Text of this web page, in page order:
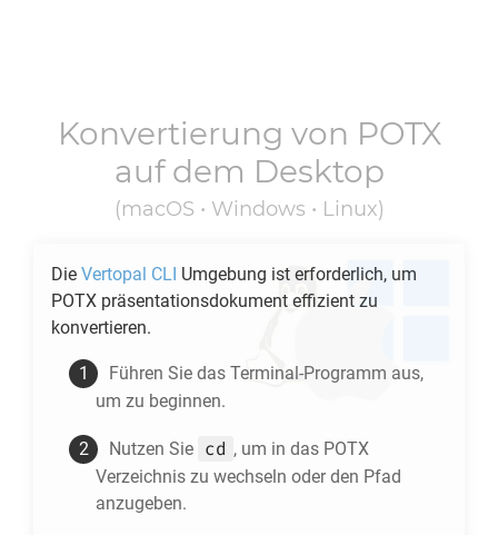
Konvertierung von POTX
auf dem Desktop
(macOS • Windows • Linux)
Die Vertopal CLI Umgebung ist erforderlich, um
POTX präsentationsdokument effizient zu
konvertieren.
Führen Sie das Terminal-Programm aus,
um zu beginnen.
Nutzen Sie cd , um in das POTX
Verzeichnis zu wechseln oder den Pfad
anzugeben.